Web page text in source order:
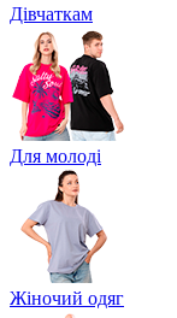
Дівчаткам
Для молоді
Жіночий одяг